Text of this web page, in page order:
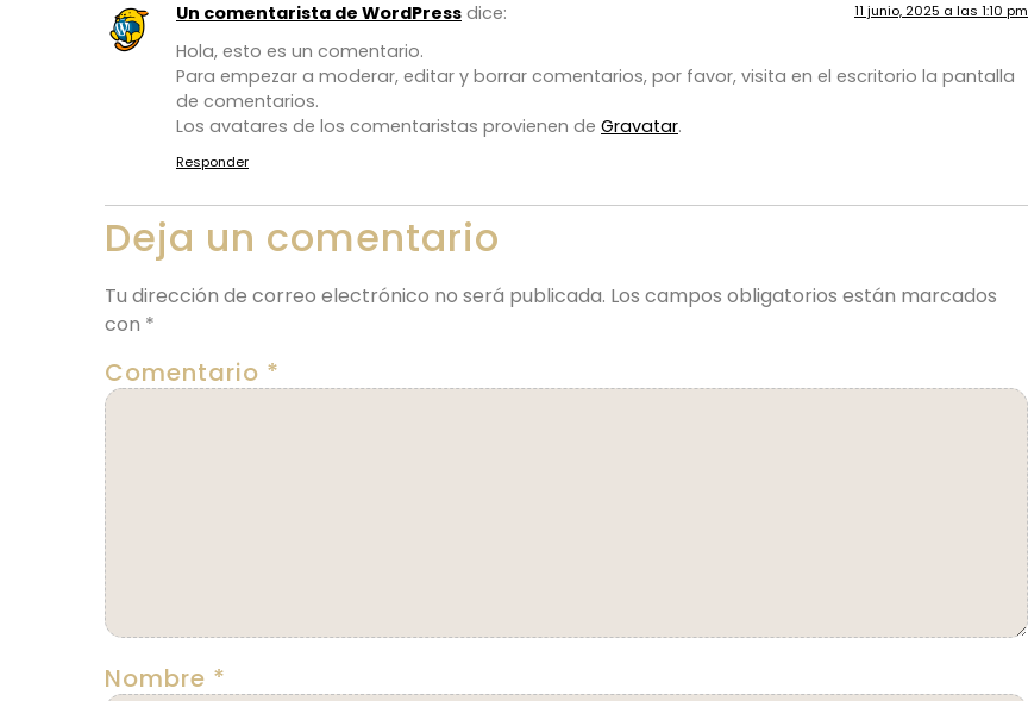
Un comentarista de WordPress dice: 11 junio, 2025 a las 1:10 pm
Hola, esto es un comentario.
Para empezar a moderar, editar y borrar comentarios, por favor, visita en el escritorio la pantalla
de comentarios.
Los avatares de los comentaristas provienen de Gravatar.
Responder
Deja un comentario
Tu dirección de correo electrónico no será publicada. Los campos obligatorios están marcados
con *
Comentario *
Nombre *